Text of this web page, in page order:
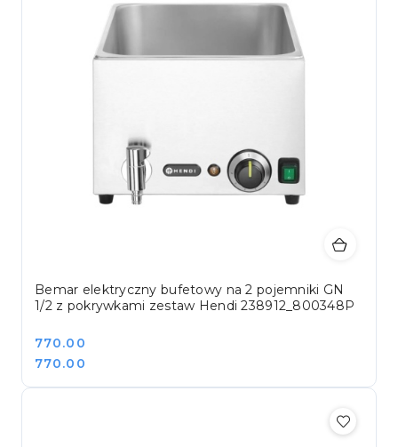
Bemar elektryczny bufetowy na 2 pojemniki GN
1/2 z pokrywkami zestaw Hendi 238912_800348P
Cena:
770.00
Cena:
770.00